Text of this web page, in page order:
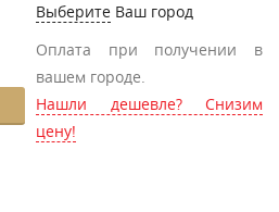
Выберите Ваш город
Оплата при получении в
вашем городе.
Нашли дешевле? Снизим
цену!